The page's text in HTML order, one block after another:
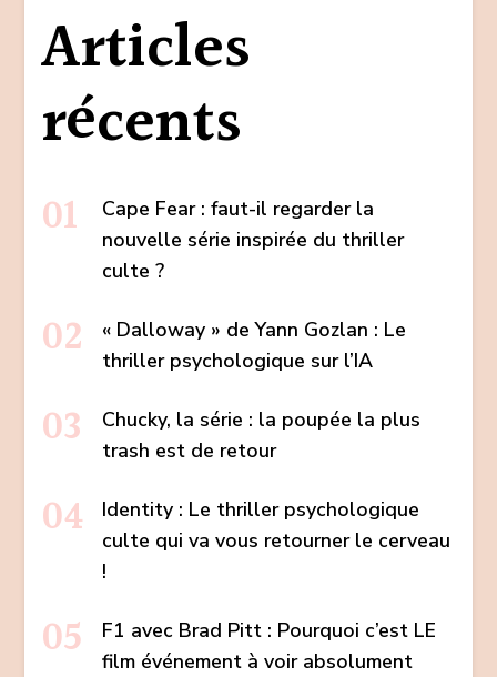
Articles
récents
Cape Fear : faut-il regarder la
nouvelle série inspirée du thriller
culte ?
« Dalloway » de Yann Gozlan : Le
thriller psychologique sur l’IA
Chucky, la série : la poupée la plus
trash est de retour
Identity : Le thriller psychologique
culte qui va vous retourner le cerveau
!
F1 avec Brad Pitt : Pourquoi c’est LE
film événement à voir absolument